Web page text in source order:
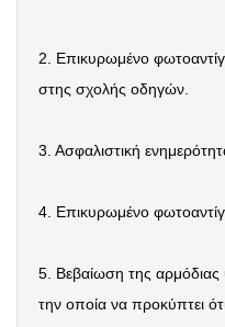
2. Επικυρωμένο
στης σχολής οδηγών.
3. Ασφαλιστική
4. Επικυρωμένο
5. Βεβαίωση της
την οποία να προκύπτει